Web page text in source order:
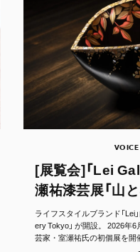
[展覧会]「Lei
瀬祐漆芸展「山
ライフスタイルブランド「Lei
ery Tokyo」 が開設。 2026年
芸家・室瀬祐氏の初個展を開